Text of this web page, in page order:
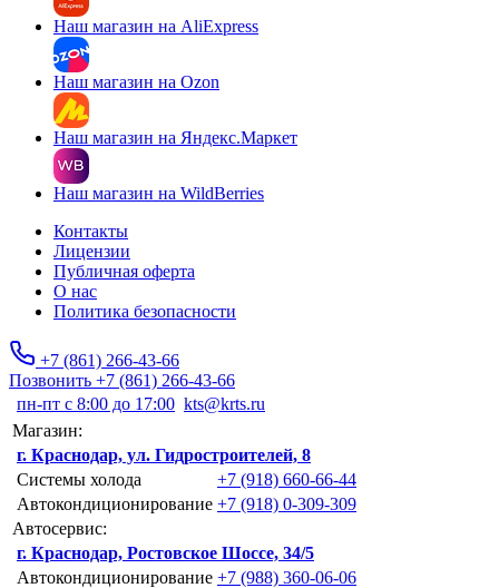
Наш магазин на AliExpress
Наш магазин на Ozon
Наш магазин на Яндекс.Маркет
Наш магазин на WildBerries
Контакты
Лицензии
Публичная оферта
О нас
Политика безопасности
+7 (861) 266-43-66
Позвонить +7 (861) 266-43-66
пн-пт с 8:00 до 17:00 kts@krts.ru
Магазин:
г. Краснодар, ул. Гидростроителей, 8
Системы холода
+7 (918) 660-66-44
Автокондиционирование +7 (918) 0-309-309
Автосервис:
г. Краснодар, Ростовское Шоссе, 34/5
Автокондиционирование +7 (988) 360-06-06